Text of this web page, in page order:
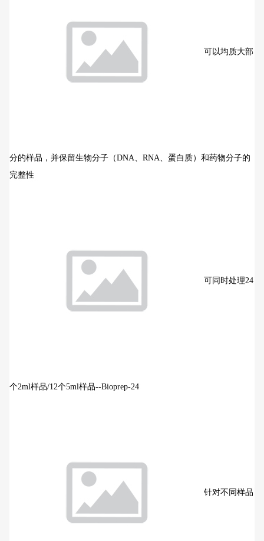
可以均质大部
分的样品，并保留生物分子（DNA、RNA、蛋白质）和药物分子的
完整性
可同时处理24
个2ml样品/12个5ml样品--Bioprep-24
针对不同样品